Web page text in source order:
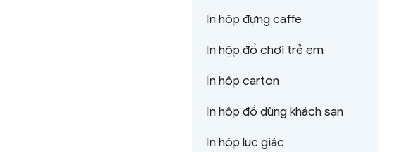
In hộp đựng caffe
In hộp đồ chơi trẻ em
In hộp carton
In hộp đồ dùng khách sạn
In hộp lục giác